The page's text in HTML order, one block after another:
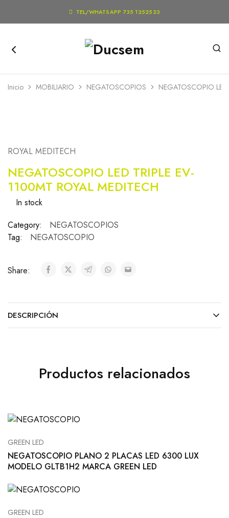
 TEL/WHATSAPP 735 1252523
Inicio MOBILIARIO NEGATOSCOPIOS NEGATOSCOPIO
ROYAL MEDITECH
NEGATOSCOPIO LED TRIPLE EV-
1100MT ROYAL MEDITECH
In stock
Category:
NEGATOSCOPIOS
Tag:
NEGATOSCOPIO
Share:
DESCRIPCIÓN
Productos relacionados
GREEN LED
NEGATOSCOPIO PLANO 2 PLACAS LED 6300 LUX
MODELO GLTB1H2 MARCA GREEN LED
GREEN LED